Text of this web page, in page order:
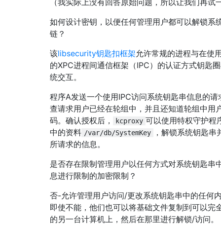
如何设计密钥，以便任何管理用户都可以解锁系
链？
该libsecurity钥匙扣框架允许常规的进程与在使
的XPC进程间通信框架（IPC）的认证方式钥匙
统交互。
程序A发送一个使用IPC访问系统钥匙串信息的请
查请求用户已经在轮组中，并且还知道轮组中用
码。确认授权后，
kcproxy 可以使用特权守护程
中的资料 /var/db/SystemKey
，解锁系统钥匙串
所请求的信息。
是否存在限制管理用户以任何方式对系统钥匙串
息进行限制的加密限制？
否-允许管理用户访问/更改系统钥匙串中的任何
即使不能，他们也可以将基础文件复制到可以完
的另一台计算机上，然后在那里进行解锁/访问。